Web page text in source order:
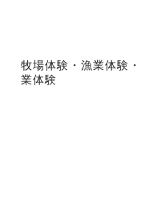
牧場体験・漁業体験
業体験